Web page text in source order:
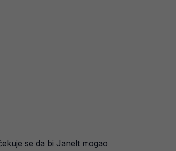
se da bi Janelt mogao